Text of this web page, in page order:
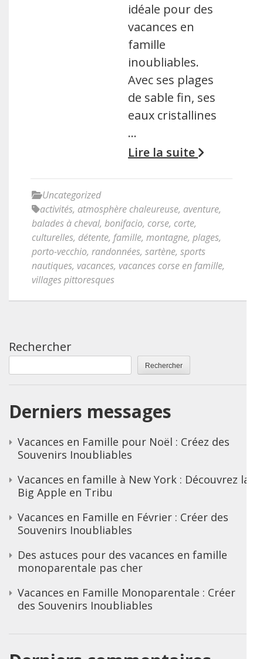
idéale pour des
vacances en
famille
inoubliables.
Avec ses plages
de sable fin, ses
eaux cristallines
…
Lire la suite
Uncategorized
activités, atmosphère chaleureuse, aventure,
balades à cheval, bonifacio, corse, corte,
culturelles, détente, famille, montagne, plages,
porto-vecchio, randonnées, sartène, sports
nautiques, vacances, vacances corse en famille,
villages pittoresques
Rechercher
Rechercher
Derniers messages
Vacances en Famille pour Noël : Créez des
Souvenirs Inoubliables
Vacances en famille à New York : Découvrez la
Big Apple en Tribu
Vacances en Famille en Février : Créer des
Souvenirs Inoubliables
Des astuces pour des vacances en famille
monoparentale pas cher
Vacances en Famille Monoparentale : Créer
des Souvenirs Inoubliables